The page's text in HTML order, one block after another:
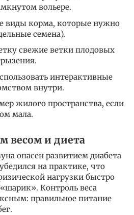
вольере.
виды корма, которые нужно
семена).
свежие ветки плодовых
интерактивные
внутри.
жилого пространства, если
мала.
весом и диета
опасен развитием диабета
на практике, что
нагрузки быстро
Контроль веса
правильное питание